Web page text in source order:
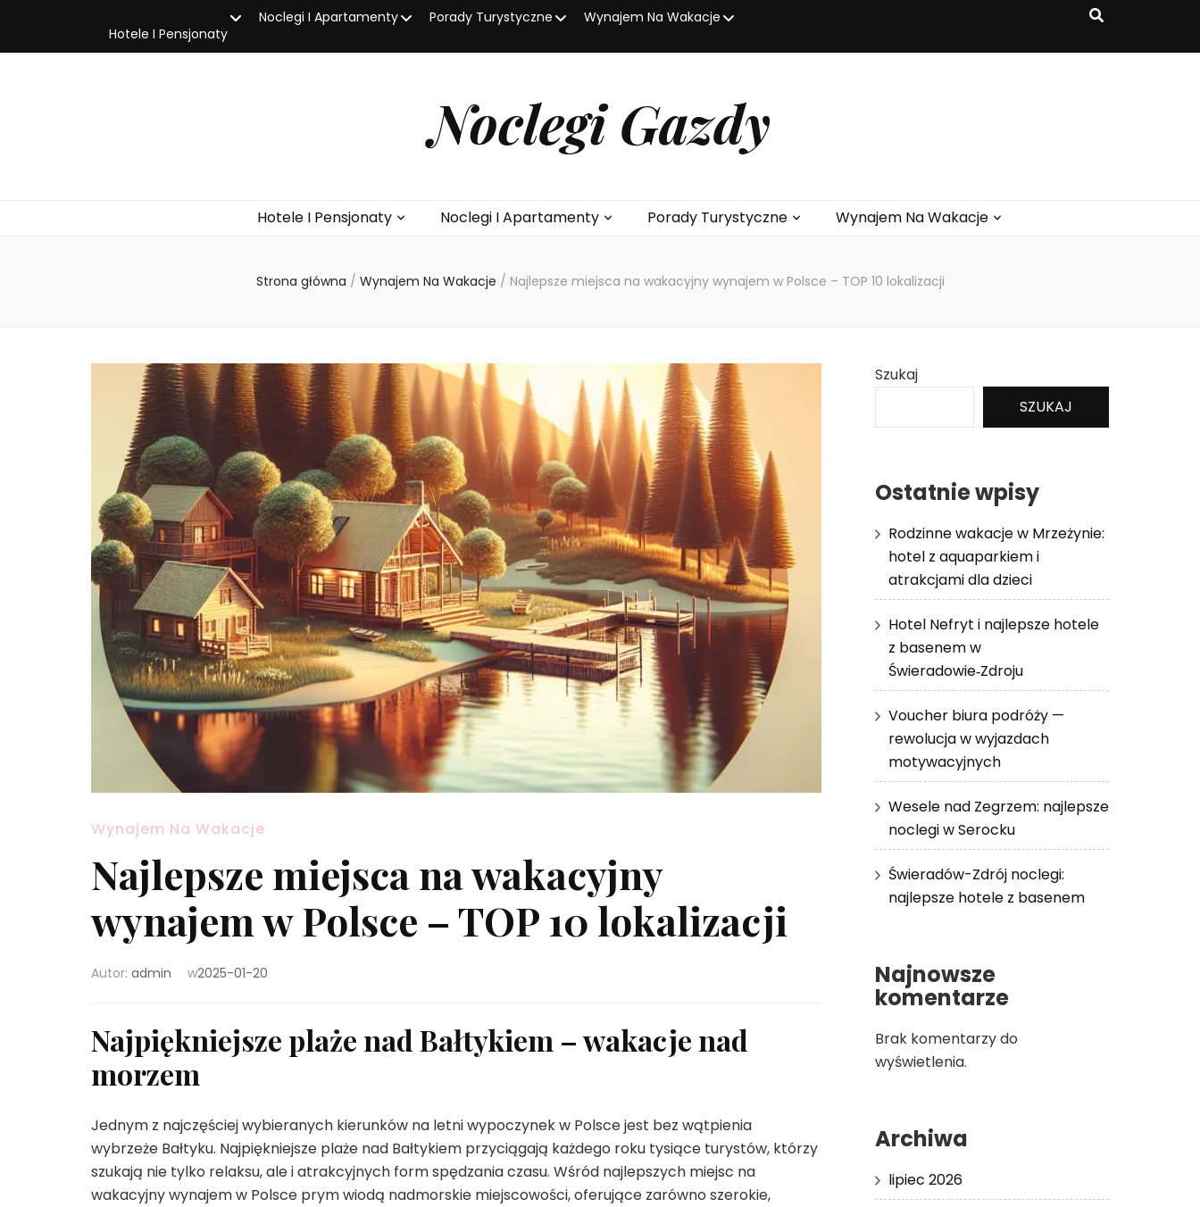
Hotele I Pensjonaty
Noclegi I Apartamenty Porady Turystyczne Wynajem Na Wakacje
Noclegi Gazdy
Hotele I Pensjonaty Noclegi I Apartamenty Porady Turystyczne Wynajem Na Wakacje
Strona główna / Wynajem Na Wakacje / Najlepsze miejsca na wakacyjny wynajem w Polsce – TOP 10 lokalizacji
Wynajem Na Wakacje
Najlepsze miejsca na wakacyjny
wynajem w Polsce – TOP 10 lokalizacji
Autor: admin w2025-01-20
Najpiękniejsze plaże nad Bałtykiem – wakacje nad
morzem
Jednym z najczęściej wybieranych kierunków na letni wypoczynek w Polsce jest bez wątpienia
wybrzeże Bałtyku. Najpiękniejsze plaże nad Bałtykiem przyciągają każdego roku tysiące turystów, którzy
szukają nie tylko relaksu, ale i atrakcyjnych form spędzania czasu. Wśród najlepszych miejsc na
wakacyjny wynajem w Polsce prym wiodą nadmorskie miejscowości, oferujące zarówno szerokie,
Szukaj
SZUKAJ
Ostatnie wpisy
Rodzinne wakacje w Mrzeżynie:
hotel z aquaparkiem i
atrakcjami dla dzieci
Hotel Nefryt i najlepsze hotele
z basenem w
Świeradowie‑Zdroju
Voucher biura podróży —
rewolucja w wyjazdach
motywacyjnych
Wesele nad Zegrzem: najlepsze
noclegi w Serocku
Świeradów-Zdrój noclegi:
najlepsze hotele z basenem
Najnowsze
komentarze
Brak komentarzy do
wyświetlenia.
Archiwa
lipiec 2026